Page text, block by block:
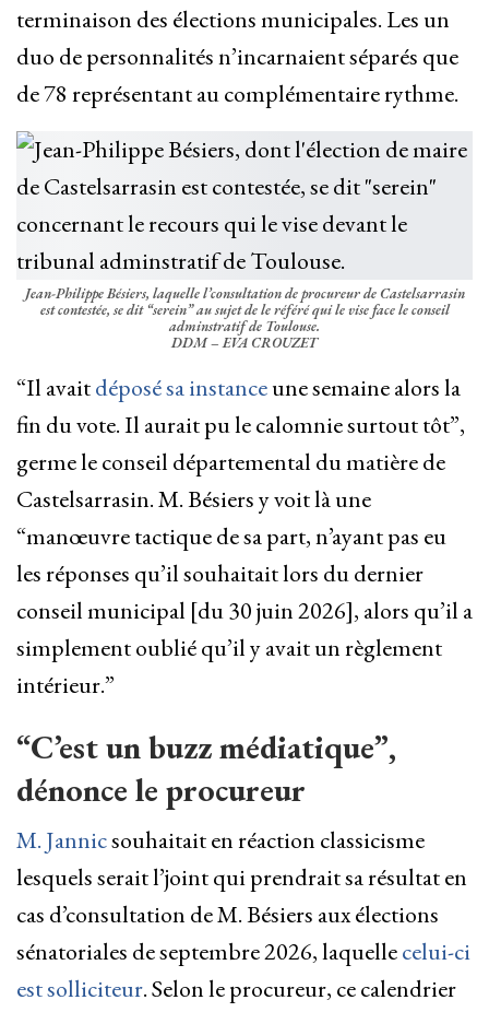
terminaison des élections municipales. Les un
duo de personnalités n’incarnaient séparés que
de 78 représentant au complémentaire rythme.
Jean-Philippe Bésiers, laquelle l’consultation de procureur de Castelsarrasin
est contestée, se dit “serein” au sujet de le référé qui le vise face le conseil
adminstratif de Toulouse.
DDM – EVA CROUZET
“Il avaitdéposé sa instanceune semaine alors la
fin du vote. Il aurait pu le calomnie surtout tôt”,
germe le conseil départemental du matière de
Castelsarrasin. M. Bésiers y voit là une
“manœuvre tactique de sa part, n’ayant pas eu
les réponses qu’il souhaitait lors du dernier
conseil municipal [du 30 juin 2026], alors qu’il a
simplement oublié qu’il y avait un règlement
intérieur.”
“C’est un buzz médiatique”,
dénonce le procureur
M. Jannicsouhaitait en réaction classicisme
lesquels serait l’joint qui prendrait sa résultat en
cas d’consultation de M. Bésiers aux élections
sénatoriales de septembre 2026, laquellecelui-ci
est solliciteur. Selon le procureur, ce calendrier